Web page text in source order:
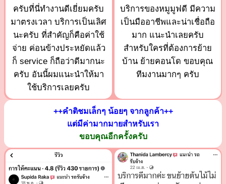
ครับที่นี่ทำงานดีเยี่ยมครับ
มาตรงเวลา บริการเป็นเลิศ
นะครับ ที่สำคัญก็คือค่าใช้
จ่าย ค่อนข้างประหยัดแล้ว
ก็ service ก็ถือว่าดีมากนะ
ครับ อันนี้ผมแนะนำให้มา
ใช้บริการเลยครับ
บริการของหมูมูฟดี มีความ
เป็นมืออาชีพและน่าเชื่อถือ
มาก แนะนำเลยครับ
สำหรับใครที่ต้องการย้าย
บ้าน ย้ายคอนโด ขอบคุณ
ทีมงานมากๆ ครับ
++คำติชมเล็กๆ น้อยๆ จากลูกค้า++
แต่มีค่ามากมายสำหรับเรา
ขอบคุณอีกครั้งครับ